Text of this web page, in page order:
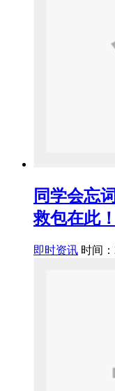
同学会忘
救包在此！
即时资讯 时间：